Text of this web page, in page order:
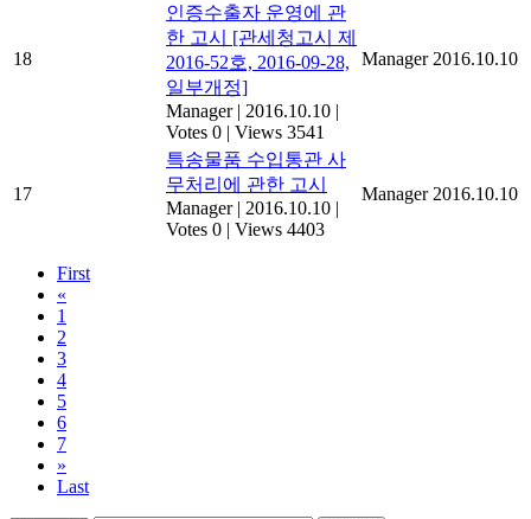
18
인증수출자 운영에 관
한 고시 [관세청고시 제
2016-52호, 2016-09-28,
일부개정]
Manager | 2016.10.10 |
Votes 0 | Views 3541
Manager 2016.10.10
17
특송물품 수입통관 사
무처리에 관한 고시
Manager | 2016.10.10 |
Votes 0 | Views 4403
Manager 2016.10.10
First
«
1
2
3
4
5
6
7
»
Last